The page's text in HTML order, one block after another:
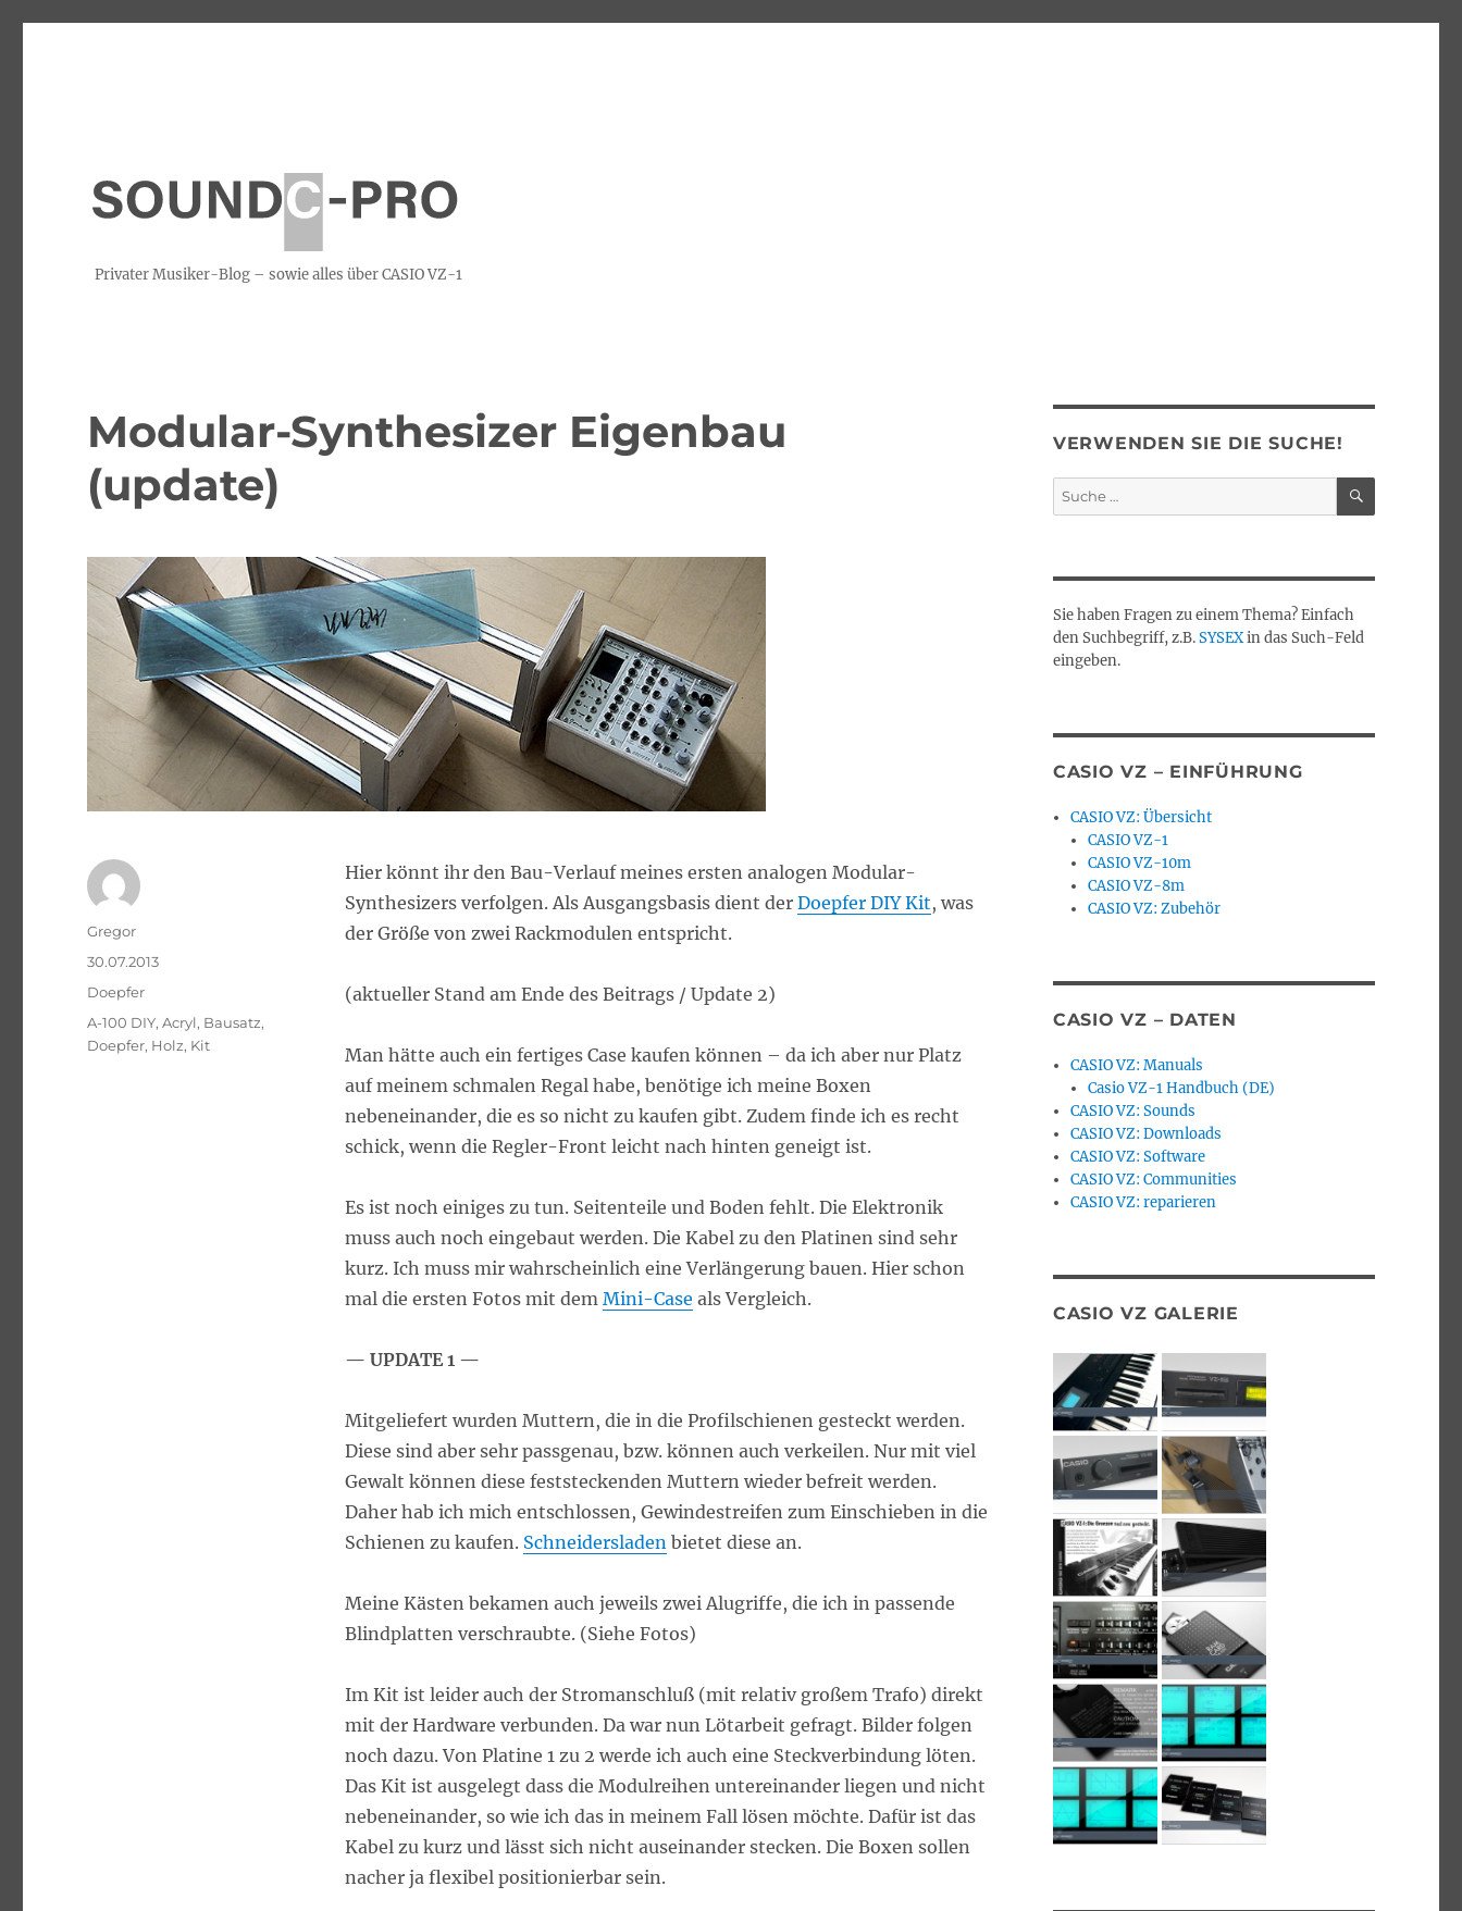
Privater Musiker-Blog – sowie alles über CASIO VZ-1
Modular-Synthesizer Eigenbau
(update)
Hier könnt ihr den Bau-Verlauf meines ersten analogen Modular-
Synthesizers verfolgen. Als Ausgangsbasis dient der Doepfer DIY Kit, was
der Größe von zwei Rackmodulen entspricht.
(aktueller Stand am Ende des Beitrags / Update 2)
Man hätte auch ein fertiges Case kaufen können – da ich aber nur Platz
auf meinem schmalen Regal habe, benötige ich meine Boxen
nebeneinander, die es so nicht zu kaufen gibt. Zudem finde ich es recht
schick, wenn die Regler-Front leicht nach hinten geneigt ist.
Es ist noch einiges zu tun. Seitenteile und Boden fehlt. Die Elektronik
muss auch noch eingebaut werden. Die Kabel zu den Platinen sind sehr
kurz. Ich muss mir wahrscheinlich eine Verlängerung bauen. Hier schon
mal die ersten Fotos mit dem Mini-Case als Vergleich.
— UPDATE 1 —
Mitgeliefert wurden Muttern, die in die Profilschienen gesteckt werden.
Diese sind aber sehr passgenau, bzw. können auch verkeilen. Nur mit viel
Gewalt können diese feststeckenden Muttern wieder befreit werden.
Daher hab ich mich entschlossen, Gewindestreifen zum Einschieben in die
Schienen zu kaufen. Schneidersladen bietet diese an.
Meine Kästen bekamen auch jeweils zwei Alugriffe, die ich in passende
Blindplatten verschraubte. (Siehe Fotos)
Im Kit ist leider auch der Stromanschluß (mit relativ großem Trafo) direkt
mit der Hardware verbunden. Da war nun Lötarbeit gefragt. Bilder folgen
noch dazu. Von Platine 1 zu 2 werde ich auch eine Steckverbindung löten.
Das Kit ist ausgelegt dass die Modulreihen untereinander liegen und nicht
nebeneinander, so wie ich das in meinem Fall lösen möchte. Dafür ist das
Kabel zu kurz und lässt sich nicht auseinander stecken. Die Boxen sollen
nacher ja flexibel positionierbar sein.
Autor
Gregor
Veröffentlicht
30.07.2013
Kategorien
Doepfer
Schlagwörter
A-100 DIY,Acryl, Bausatz,
Doepfer, Holz, Kit
VERWENDEN SIE DIE SUCHE!
Suche
nach:
SUCHEN
Sie haben Fragen zu einem Thema? Einfach
den Suchbegriff, z.B.SYSEXin das Such-Feld
eingeben.
CASIO VZ – EINFÜHRUNG
CASIO VZ: Übersicht
CASIO VZ-1
CASIO VZ-10m
CASIO VZ-8m
CASIO VZ: Zubehör
CASIO VZ – DATEN
CASIO VZ: Manuals
Casio VZ-1 Handbuch (DE)
CASIO VZ: Sounds
CASIO VZ: Downloads
CASIO VZ: Software
CASIO VZ: Communities
CASIO VZ: reparieren
CASIO VZ GALERIE